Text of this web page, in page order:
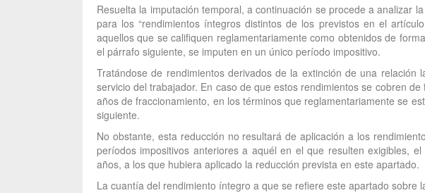
Resuelta la imputación temporal, a continuación se procede a analizar
para los “rendimientos íntegros distintos de los previstos en el
aquellos que se califiquen reglamentariamente como obtenidos de
el párrafo siguiente, se imputen en un único período impositivo.
Tratándose de rendimientos derivados de la extinción de una
servicio del trabajador. En caso de que estos rendimientos se cobren
años de fraccionamiento, en los términos que reglamentariamente se
siguiente.
No obstante, esta reducción no resultará de aplicación a los
períodos impositivos anteriores a aquél en el que resulten exigibles,
años, a los que hubiera aplicado la reducción prevista en este apartado.
La cuantía del rendimiento íntegro a que se refiere este apartado